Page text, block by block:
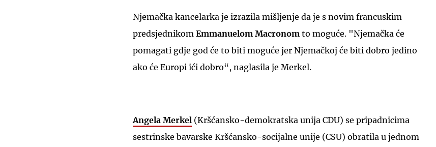
Njemačka kancelarka je izrazila mišljenje da je s novim francuskim
predsjednikom Emmanuelom Macronom to moguće. "Njemačka će
pomagati gdje god će to biti moguće jer Njemačkoj će biti dobro jedino
ako će Europi ići dobro“, naglasila je Merkel.
Angela Merkel (Kršćansko-demokratska unija CDU) se pripadnicima
sestrinske bavarske Kršćansko-socijalne unije (CSU) obratila u jednom